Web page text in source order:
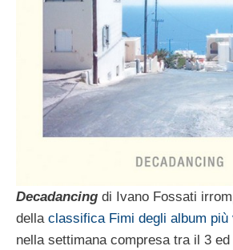
Decadancing di Ivano Fossati
della classifica Fimi degli album più
nella settimana compresa tra il 3